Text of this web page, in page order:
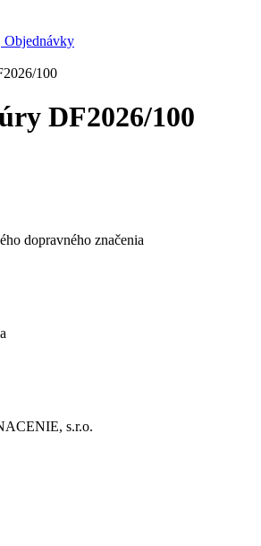
Objednávky
100
DF2026/100
dopravného značenia
s.r.o.